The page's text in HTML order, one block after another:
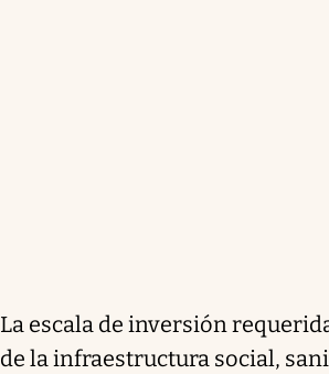
La escala de inversión
de la infraestructura social,